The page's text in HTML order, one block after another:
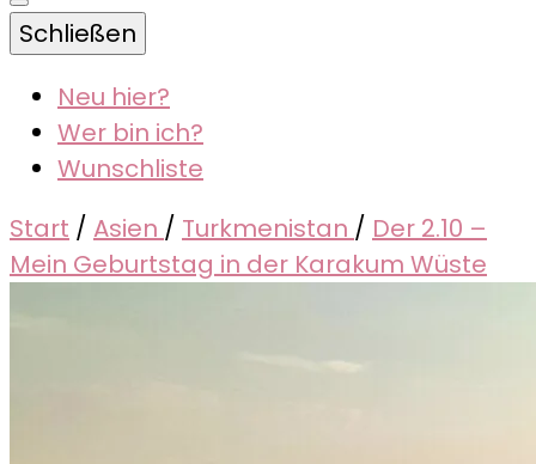
Schließen
Neu hier?
Wer bin ich?
Wunschliste
Start / Asien / Turkmenistan / Der 2.10 –
Mein Geburtstag in der Karakum Wüste